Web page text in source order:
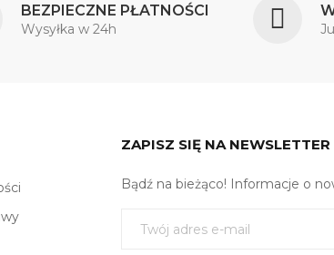
BEZPIECZNE PŁATNOŚCI
Wysyłka w 24h
ZAPISZ SIĘ NA NEWSLETTER
Bądź na bieżąco! Informacje o